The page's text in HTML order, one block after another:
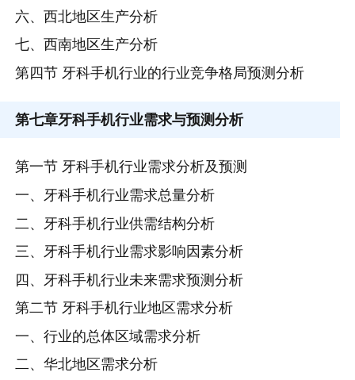
六、西北地区生产分析
七、西南地区生产分析
第四节 牙科手机行业的行业竞争格局预测分析
第七章牙科手机行业需求与预测分析
第一节 牙科手机行业需求分析及预测
一、牙科手机行业需求总量分析
二、牙科手机行业供需结构分析
三、牙科手机行业需求影响因素分析
四、牙科手机行业未来需求预测分析
第二节 牙科手机行业地区需求分析
一、行业的总体区域需求分析
二、华北地区需求分析